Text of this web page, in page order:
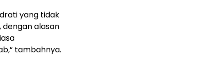
yang tidak
dengan alasan
tambahnya.